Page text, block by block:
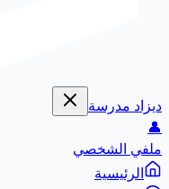
ديزاد مدرسة
👤
ملفي الشخصي
الرئيسية